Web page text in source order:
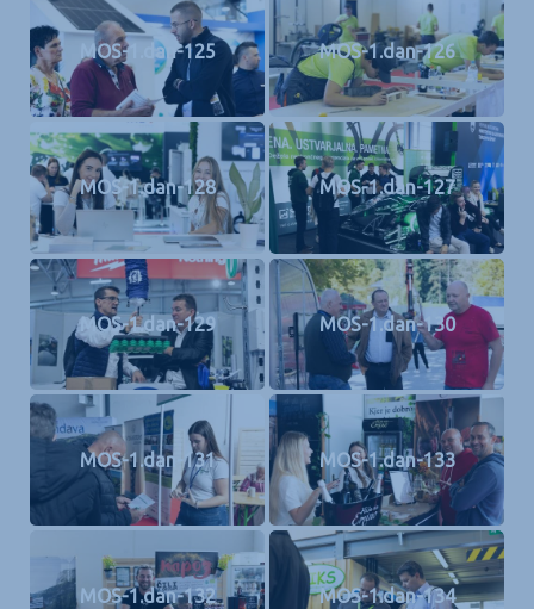
MOS-1.dan-125 MOS-1.dan-126
MOS-1.dan-128 MOS-1.dan-127
MOS-1.dan-129 MOS-1.dan-130
MOS-1.dan-131 MOS-1.dan-133
MOS-1.dan-132 MOS-1.dan-134